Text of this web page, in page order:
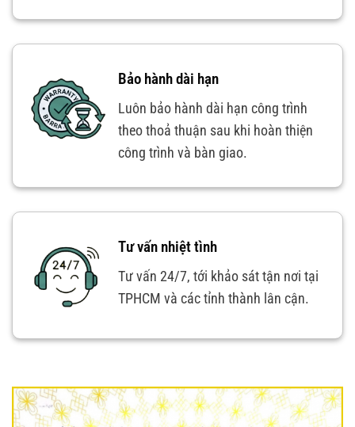
Bảo hành dài hạn
Luôn bảo hành dài hạn công trình
theo thoả thuận sau khi hoàn thiện
công trình và bàn giao.
Tư vấn nhiệt tình
Tư vấn 24/7, tới khảo sát tận nơi tại
TPHCM và các tỉnh thành lân cận.